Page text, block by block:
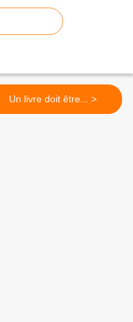
Un livre doit être... >